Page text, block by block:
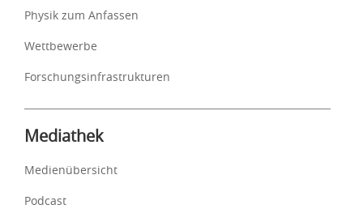
Physik zum Anfassen
Wettbewerbe
Forschungsinfrastrukturen
Mediathek
Medienübersicht
Podcast